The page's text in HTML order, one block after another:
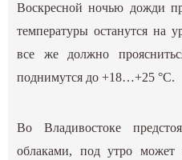
Воскресной ночью дожди
температуры останутся на
все же должно
поднимутся до +18…+25 °С.
Во Владивостоке
облаками, под утро может